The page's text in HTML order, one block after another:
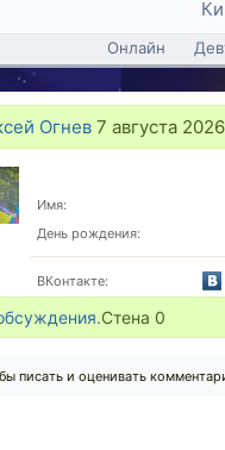
Онлайн
Огнев 7 августа
Имя:
День рождения:
ВКонтакте:
Стена 0
писать и оценивать